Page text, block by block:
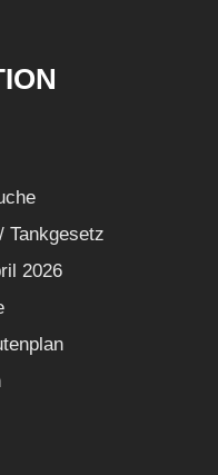
Tankgesetz
2026